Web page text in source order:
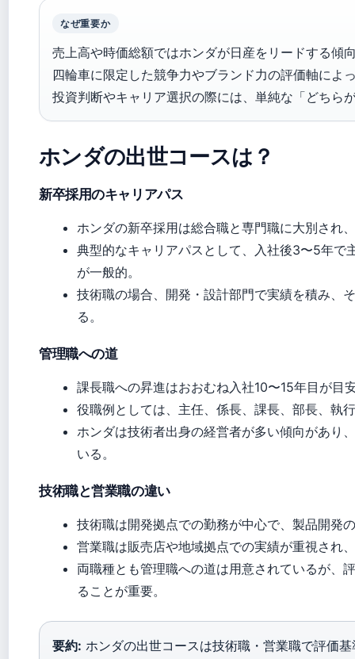
なぜ重要か
売上高や時価総額ではホンダが日産をリードする傾
四輪車に限定した競争力やブランド力の評価軸によ
投資判断やキャリア選択の際には、単純な「どちら
ホンダの出世コースは？
新卒採用のキャリアパス
ホンダの新卒採用は総合職と専門職に大別され
典型的なキャリアパスとして、入社後3〜5年で
が一般的。
技術職の場合、開発・設計部門で実績を積み、
る。
管理職への道
課長職への昇進はおおむね入社10〜15年目が目
役職例としては、主任、係長、課長、部長、執
ホンダは技術者出身の経営者が多い傾向があり
いる。
技術職と営業職の違い
技術職は開発拠点での勤務が中心で、製品開発
営業職は販売店や地域拠点での実績が重視され
両職種とも管理職への道は用意されているが、
ることが重要。
要約: ホンダの出世コースは技術職・営業職で評価